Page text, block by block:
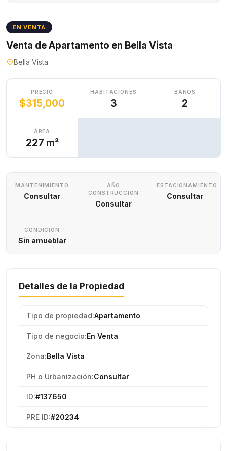
EN VENTA
Venta de Apartamento en Bella Vista
Bella Vista
PRECIO
$315,000
HABITACIONES
3
BAÑOS
2
ÁREA
227 m²
MANTENIMIENTO
Consultar
AÑO
CONSTRUCCIÓN
Consultar
ESTACIONAMIENTO
Consultar
CONDICIÓN
Sin amueblar
Detalles de la Propiedad
Tipo de propiedad:Apartamento
Tipo de negocio:En Venta
Zona:Bella Vista
PH o Urbanización:Consultar
ID:#137650
PRE ID:#20234